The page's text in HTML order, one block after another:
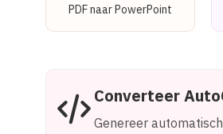
PDF naar PowerPoint
Converteer
Genereer